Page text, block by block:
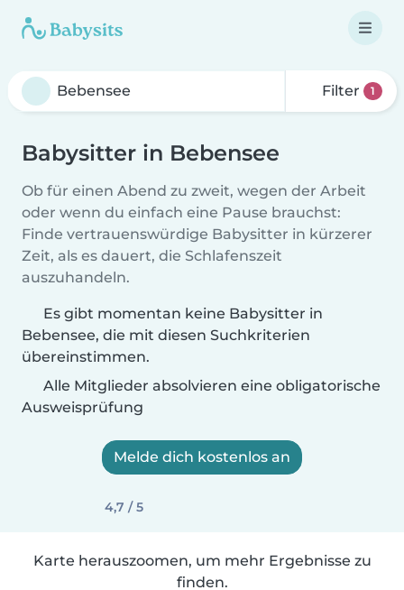
Filter 1
Babysitter in Bebensee
Ob für einen Abend zu zweit, wegen der Arbeit
oder wenn du einfach eine Pause brauchst:
Finde vertrauenswürdige Babysitter in kürzerer
Zeit, als es dauert, die Schlafenszeit
auszuhandeln.
Es gibt momentan keine Babysitter in
Bebensee, die mit diesen Suchkriterien
übereinstimmen.
Alle Mitglieder absolvieren eine obligatorische
Ausweisprüfung
Melde dich kostenlos an
4,7 / 5
Karte herauszoomen, um mehr Ergebnisse zu
finden.